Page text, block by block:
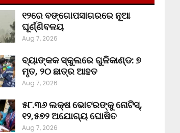
୧୨ରେ ବଙ୍ଗୋପସାଗରରେ ନୂଆ
ଘୂର୍ଣ୍ଣିବଳୟ
Aug 7, 2026
ବ୍ୟାଙ୍କକ ସ୍କୁଲରେ ଗୁଳିକାଣ୍ଡ: ୭
ମୃତ, ୨୦ ଛାତ୍ର ଆହତ
Aug 7, 2026
୫୮.୩୬ ଲକ୍ଷ ଭୋଟରଙ୍କୁ ନୋଟିସ୍‌,
୧୨,୫୭୨ ଅଯୋଗ୍ୟ ଘୋଷିତ
Aug 7, 2026